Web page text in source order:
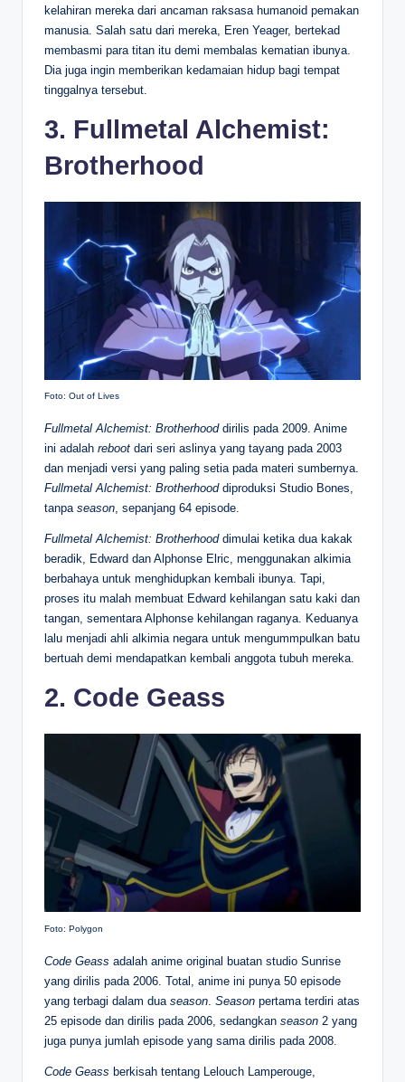
kelahiran mereka dari ancaman raksasa humanoid pemakan
manusia. Salah satu dari mereka, Eren Yeager, bertekad
membasmi para titan itu demi membalas kematian ibunya.
Dia juga ingin memberikan kedamaian hidup bagi tempat
tinggalnya tersebut.
3. Fullmetal Alchemist:
Brotherhood
Foto: Out of Lives
Fullmetal Alchemist: Brotherhood dirilis pada 2009. Anime
ini adalah reboot dari seri aslinya yang tayang pada 2003
dan menjadi versi yang paling setia pada materi sumbernya.
Fullmetal Alchemist: Brotherhooddiproduksi Studio Bones,
tanpa season, sepanjang 64 episode.
Fullmetal Alchemist: Brotherhooddimulai ketika dua kakak
beradik, Edward dan Alphonse Elric, menggunakan alkimia
berbahaya untuk menghidupkan kembali ibunya. Tapi,
proses itu malah membuat Edward kehilangan satu kaki dan
tangan, sementara Alphonse kehilangan raganya. Keduanya
lalu menjadi ahli alkimia negara untuk mengummpulkan batu
bertuah demi mendapatkan kembali anggota tubuh mereka.
2. Code Geass
Foto: Polygon
Code Geass adalah anime original buatan studio Sunrise
yang dirilis pada 2006. Total, anime ini punya 50 episode
yang terbagi dalam dua season Season pertama terdiri atas
25 episode dan dirilis pada 2006, sedangkan season 2 yang
juga punya jumlah episode yang sama dirilis pada 2008.
Code Geass berkisah tentang Lelouch Lamperouge,